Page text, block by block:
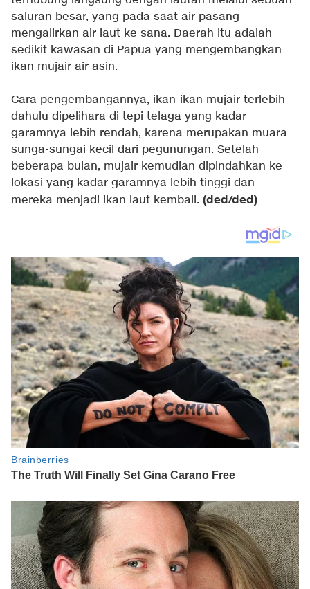
saluran besar, yang pada saat air pasang
mengalirkan air laut ke sana. Daerah itu adalah
sedikit kawasan di Papua yang mengembangkan
ikan mujair air asin.
Cara pengembangannya, ikan-ikan mujair terlebih
dahulu dipelihara di tepi telaga yang kadar
garamnya lebih rendah, karena merupakan muara
sunga-sungai kecil dari pegunungan. Setelah
beberapa bulan, mujair kemudian dipindahkan ke
lokasi yang kadar garamnya lebih tinggi dan
mereka menjadi ikan laut kembali. (ded/ded)